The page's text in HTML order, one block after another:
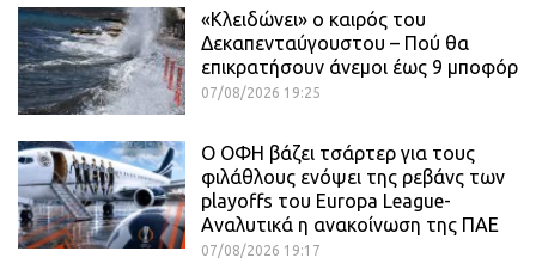
«Κλειδώνει» ο καιρός του
Δεκαπενταύγουστου – Πού θα
επικρατήσουν άνεμοι έως 9 μποφόρ
07/08/2026 19:25
Ο ΟΦΗ βάζει τσάρτερ για τους
φιλάθλους ενόψει της ρεβάνς των
playoffs του Europa League-
Αναλυτικά η ανακοίνωση της ΠΑΕ
07/08/2026 19:17